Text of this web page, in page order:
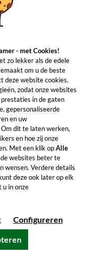
Collection set
Spice
Bestel nu in
- met Cookies!
zo lekker als de edele
om u de beste
deze website cookies.
zodat onze websites
in de gaten
gepersonaliseerde
en uw
dit te laten werken,
en hoe zij onze
Met een klik opAlle
websites beter te
wensen. Verdere details
deze ook later op elk
u in onze
Configureren